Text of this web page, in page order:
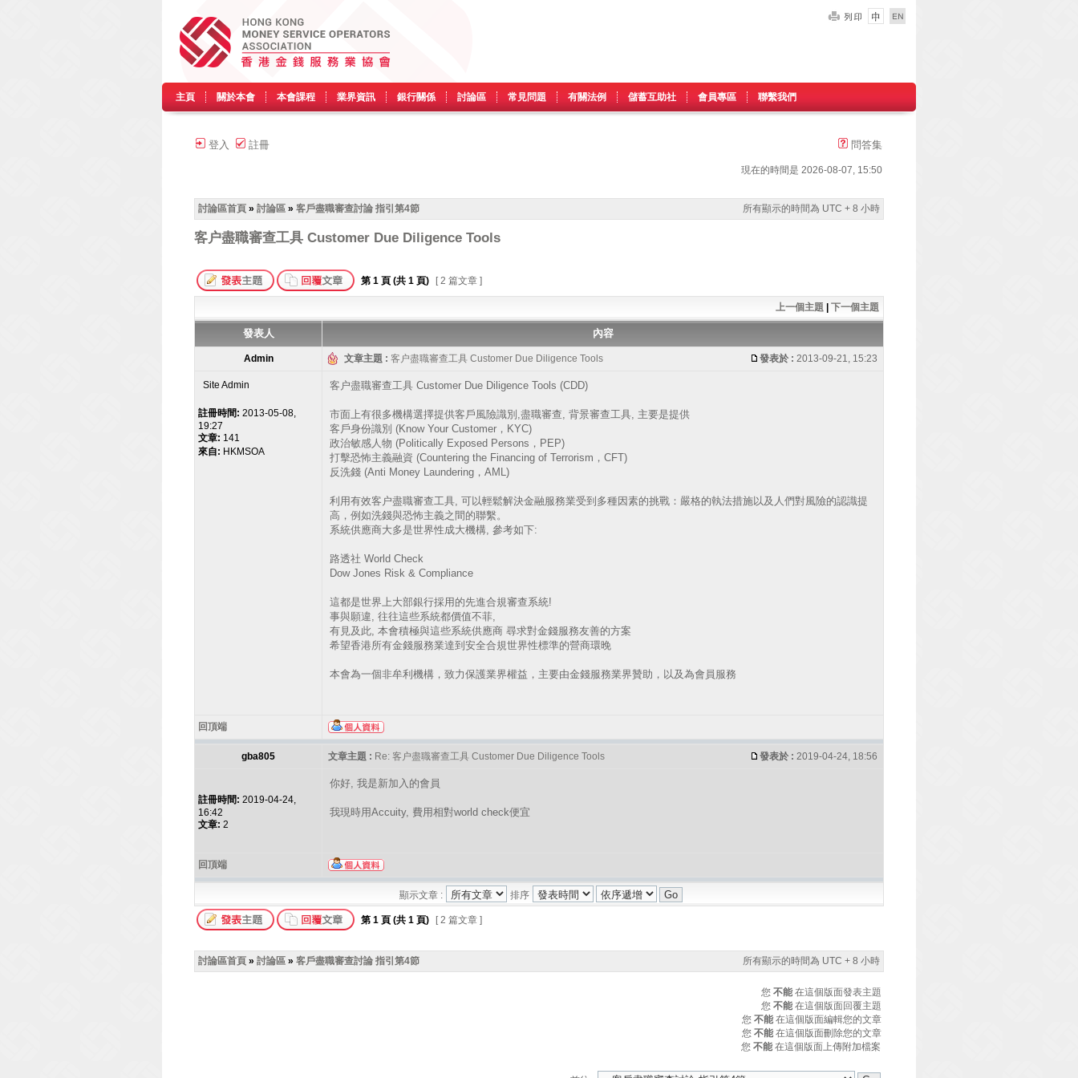
主頁 關於本會 本會課程 業界資訊 銀行關係 討論區 常見問題 有關法例 儲蓄互助社 會員專區 聯繫我們
登入 註冊 問答集
現在的時間是 2026-08-07, 15:50
討論區首頁 » 討論區 » 客戶盡職審查討論 指引第4節 所有顯示的時間為 UTC + 8 小時
客户盡職審查工具 Customer Due Diligence Tools
第 1 頁 (共 1 頁) [ 2 篇文章 ]
上一個主題 下一個主題
發表人 內容
Admin 文章主題 : 客户盡職審查工具 Customer Due Diligence Tools 發表於 : 2013-09-21, 15:23
Site Admin
註冊時間: 2013-05-08,
19:27
文章: 141
來自: HKMSOA
客户盡職審查工具 Customer Due Diligence Tools (CDD)
市面上有很多機構選擇提供客戶風險識別,盡職審查, 背景審查工具, 主要是提供
客戶身份識別 (Know Your Customer，KYC)
政治敏感人物 (Politically Exposed Persons，PEP)
打擊恐怖主義融資 (Countering the Financing of Terrorism，CFT)
反洗錢 (Anti Money Laundering，AML)
利用有效客户盡職審查工具, 可以輕鬆解決金融服務業受到多種因素的挑戰：嚴格的執法措施以及人們對風險的認識提
高，例如洗錢與恐怖主義之間的聯繫。
系統供應商大多是世界性成大機構, 參考如下:
路透社 World Check
Dow Jones Risk & Compliance
這都是世界上大部銀行採用的先進合規審查系統!
事與願違, 往往這些系統都價值不菲,
有見及此, 本會積極與這些系統供應商 尋求對金錢服務友善的方案
希望香港所有金錢服務業達到安全合規世界性標準的營商環晚
本會為一個非牟利機構，致力保護業界權益，主要由金錢服務業界贊助，以及為會員服務
回頂端
gba805 文章主題 : Re: 客户盡職審查工具 Customer Due Diligence Tools 發表於 : 2019-04-24, 18:56
註冊時間: 2019-04-24,
16:42
文章: 2
你好, 我是新加入的會員
我現時用Accuity, 費用相對world check便宜
回頂端
顯示文章 : 排序
第 1 頁 (共 1 頁) [ 2 篇文章 ]
討論區首頁 » 討論區 » 客戶盡職審查討論 指引第4節 所有顯示的時間為 UTC + 8 小時
您 不能 在這個版面發表主題
您 不能 在這個版面回覆主題
您 不能 在這個版面編輯您的文章
您 不能 在這個版面刪除您的文章
您 不能 在這個版面上傳附加檔案